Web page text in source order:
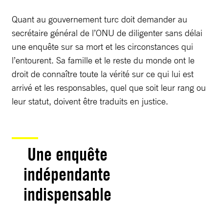
Quant au gouvernement turc doit demander au
secrétaire général de l’ONU de diligenter sans délai
une enquête sur sa mort et les circonstances qui
l’entourent. Sa famille et le reste du monde ont le
droit de connaître toute la vérité sur ce qui lui est
arrivé et les responsables, quel que soit leur rang ou
leur statut, doivent être traduits en justice.
Une enquête
indépendante
indispensable